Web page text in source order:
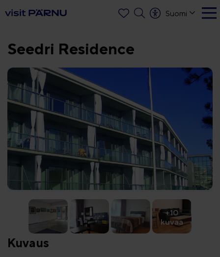
Suomi
Seedri Residence
+10
kuvaa
Kuvaus